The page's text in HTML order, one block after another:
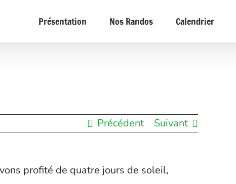
Présentation Nos Randos Calendrier
Précédent Suivant
profité de quatre jours de soleil,